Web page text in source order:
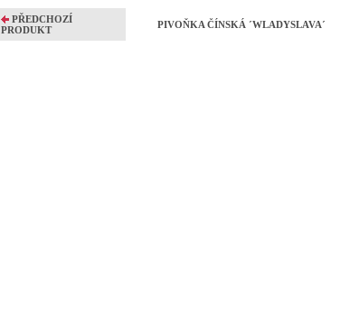
PŘEDCHOZÍ
PRODUKT
PIVOŇKA ČÍNSKÁ ´WLADYSLAVA´